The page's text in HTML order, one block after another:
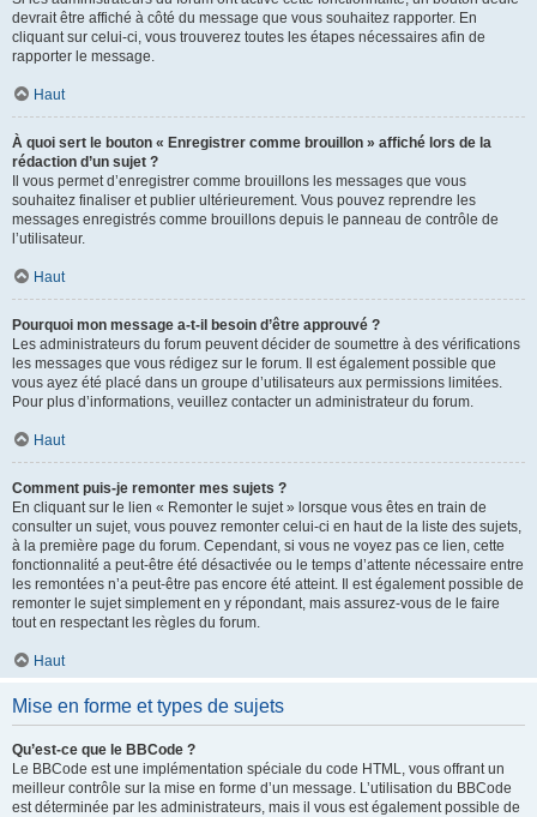
devrait être affiché à côté du message que vous souhaitez rapporter. En
cliquant sur celui-ci, vous trouverez toutes les étapes nécessaires afin de
rapporter le message.
Haut
À quoi sert le bouton « Enregistrer comme brouillon » affiché lors de la
rédaction d’un sujet ?
Il vous permet d’enregistrer comme brouillons les messages que vous
souhaitez finaliser et publier ultérieurement. Vous pouvez reprendre les
messages enregistrés comme brouillons depuis le panneau de contrôle de
l’utilisateur.
Haut
Pourquoi mon message a-t-il besoin d’être approuvé ?
Les administrateurs du forum peuvent décider de soumettre à des vérifications
les messages que vous rédigez sur le forum. Il est également possible que
vous ayez été placé dans un groupe d’utilisateurs aux permissions limitées.
Pour plus d’informations, veuillez contacter un administrateur du forum.
Haut
Comment puis-je remonter mes sujets ?
En cliquant sur le lien « Remonter le sujet » lorsque vous êtes en train de
consulter un sujet, vous pouvez remonter celui-ci en haut de la liste des sujets,
à la première page du forum. Cependant, si vous ne voyez pas ce lien, cette
fonctionnalité a peut-être été désactivée ou le temps d’attente nécessaire entre
les remontées n’a peut-être pas encore été atteint. Il est également possible de
remonter le sujet simplement en y répondant, mais assurez-vous de le faire
tout en respectant les règles du forum.
Haut
Mise en forme et types de sujets
Qu’est-ce que le BBCode ?
Le BBCode est une implémentation spéciale du code HTML, vous offrant un
meilleur contrôle sur la mise en forme d’un message. L’utilisation du BBCode
est déterminée par les administrateurs, mais il vous est également possible de